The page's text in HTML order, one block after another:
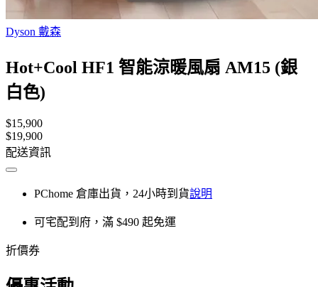
Dyson 戴森
Hot+Cool HF1 智能涼暖風扇 AM15 (銀
白色)
$15,900
$19,900
配送資訊
PChome 倉庫出貨，24小時到貨說明
可宅配到府，滿 $490 起免運
折價券